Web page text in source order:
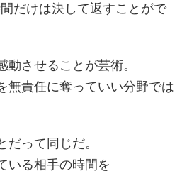
だけは決して返すことがで
させることが芸術。
無責任に奪っていい分野では
って同じだ。
いる相手の時間を